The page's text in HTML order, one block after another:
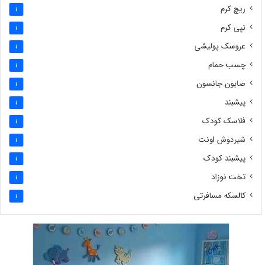
ریچ کرم 1
نپی کرم 1
عروسک پولیشی 1
چسب حمام 1
صابون جانسون 1
پیشبند 1
فلاسک کودک 1
شیردوش اونت 1
پیشبند کودک 1
تخت نوزاد 1
کالسکه مسافرتی 1